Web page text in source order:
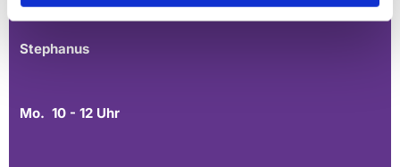
E-Mail
Stephanus
Mo. 10 - 12 Uhr